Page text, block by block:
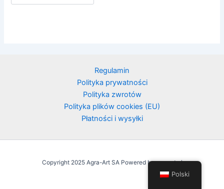
Regulamin
Polityka prywatności
Polityka zwrotów
Polityka plików cookies (EU)
Płatności i wysyłki
Copyright 2025 Agra-Art SA Powered by agraart.pl
Polski